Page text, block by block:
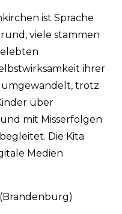
ist Sprache
viele stammen
ihrer
umgewandelt, trotz
über
mit Misserfolgen
Die Kita
Medien